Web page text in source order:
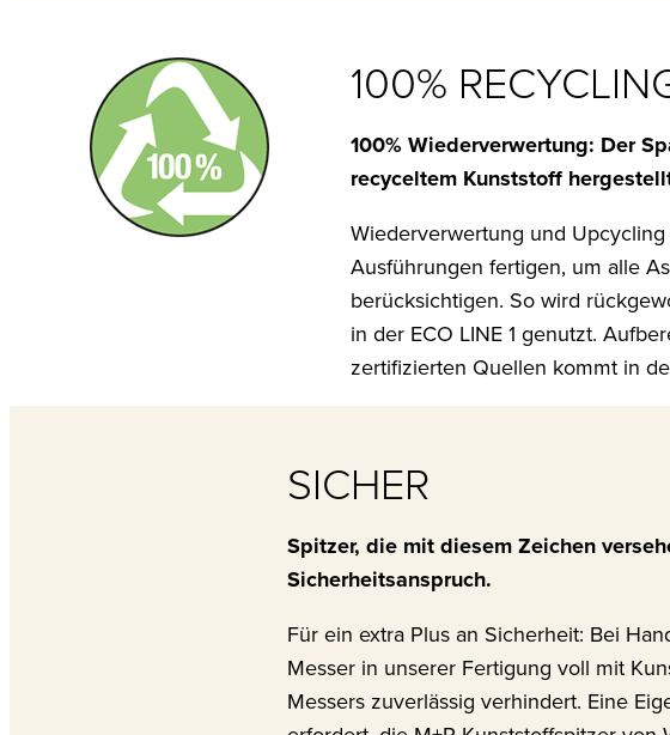
100%
100% Wiederverwertung: Der
recyceltem Kunststoff
Wiederverwertung und
Ausführungen fertigen, um alle
berücksichtigen. So wird
in der ECO LINE 1 genutzt.
zertifizierten Quellen kommt in
SICHER
Spitzer, die mit diesem Zeichen
Sicherheitsanspruch.
Für ein extra Plus an Sicherheit: Bei
Messer in unserer Fertigung voll mit
Messers zuverlässig verhindert. Eine